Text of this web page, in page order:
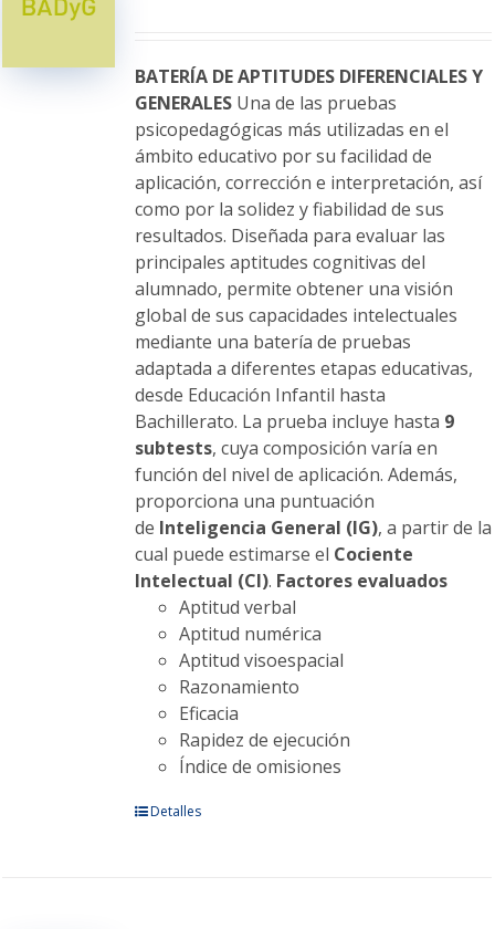
elegir
en
la
página
de
producto
BATERÍA DE APTITUDES DIFERENCIALES Y
GENERALESUna de las pruebas
psicopedagógicas más utilizadas en el
ámbito educativo por su facilidad de
aplicación, corrección e interpretación, así
como por la solidez y fiabilidad de sus
resultados. Diseñada para evaluar las
principales aptitudes cognitivas del
alumnado, permite obtener una visión
global de sus capacidades intelectuales
mediante una batería de pruebas
adaptada a diferentes etapas educativas,
desde Educación Infantil hasta
Bachillerato. La prueba incluye hasta 9
subtests, cuya composición varía en
función del nivel de aplicación. Además,
proporciona una puntuación
de Inteligencia General (IG), a partir de la
cual puede estimarse el Cociente
Intelectual (CI). Factores evaluados
Aptitud verbal
Aptitud numérica
Aptitud visoespacial
Razonamiento
Eficacia
Rapidez de ejecución
Índice de omisiones
EsteDetalles